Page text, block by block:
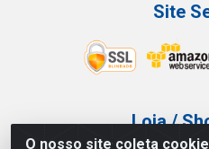
O nosso site coleta
Site
Loja /